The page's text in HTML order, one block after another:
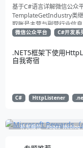
基于C#语言详解微信公众
TemplateGetIndustry类
取账号主营与副营行业信
与second_class数据，为
微信公众平台 C#开发系
.NET5框架下使用
自我寄宿
C# HttpListener
补充展位